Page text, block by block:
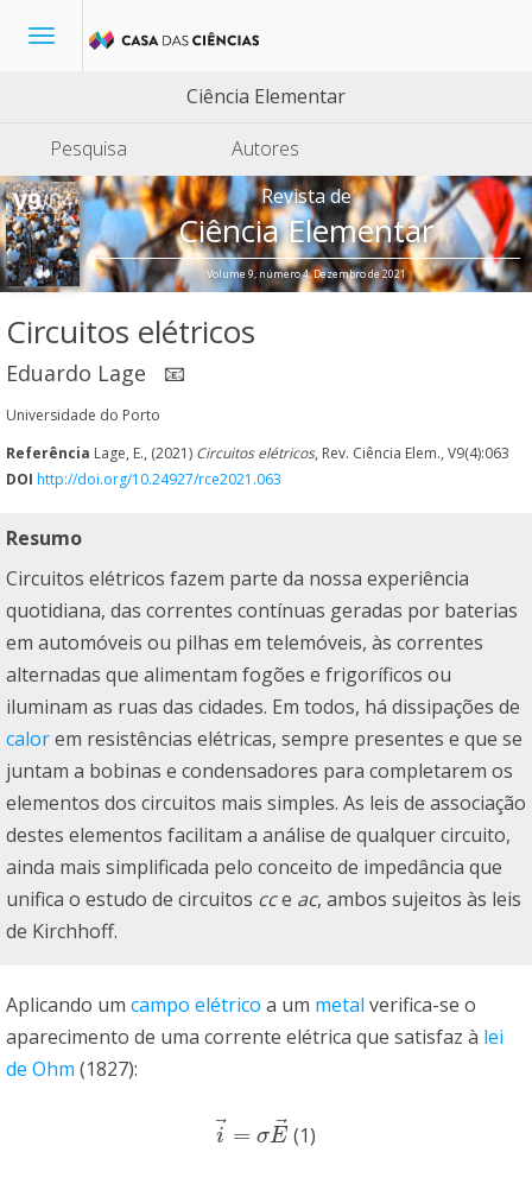
Toggle
Ciência Elementar
Pesquisa
Autores
Revista de
Ciência Elementar
Volume 9, número 4, Dezembro de 2021
Circuitos elétricos
Eduardo Lage 📧
Universidade do Porto
Referência Lage, E., (2021) Circuitos elétricos, Rev. Ciência Elem., V9(4):063
DOI http://doi.org/10.24927/rce2021.063
Resumo
Circuitos elétricos fazem parte da nossa experiência
quotidiana, das correntes contínuas geradas por baterias
em automóveis ou pilhas em telemóveis, às correntes
alternadas que alimentam fogões e frigoríficos ou
iluminam as ruas das cidades. Em todos, há dissipações de
calorem resistências elétricas, sempre presentes e que se
juntam a bobinas e condensadores para completarem os
elementos dos circuitos mais simples. As leis de associação
destes elementos facilitam a análise de qualquer circuito,
ainda mais simplificada pelo conceito de impedância que
unifica o estudo de circuitos cce ac, ambos sujeitos às leis
de Kirchhoff.
Aplicando um campo elétrico a um metal verifica-se o
aparecimento de uma corrente elétrica que satisfaz à lei
de Ohm (1827):
i⃗ = σE
i→= σE→ (1)